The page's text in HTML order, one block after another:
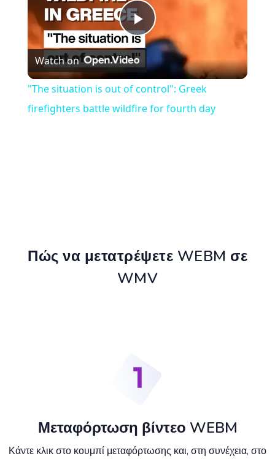
Play
Video
Watch on
"The situation is out of control": Greek
firefighters battle wildfire for fourth day
Πώς να μετατρέψετε WEBM σε
WMV
Μεταφόρτωση βίντεο WEBM
Κάντε κλικ στο κουμπί μεταφόρτωσης και, στη συνέχεια, στο